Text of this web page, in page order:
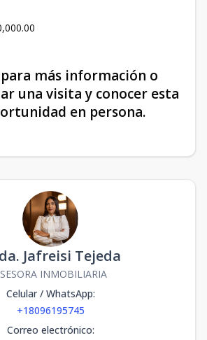
más información o
una visita y conocer esta
en persona.
Jafreisi Tejeda
INMOBILIARIA
Celular / WhatsApp:
+18096195745
Correo electrónico: